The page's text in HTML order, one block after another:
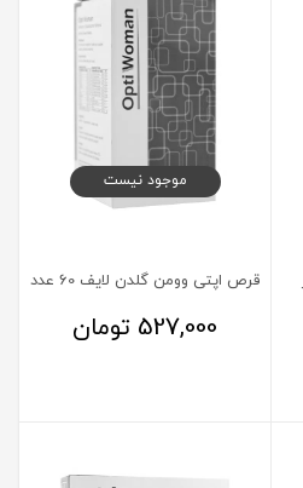
موجود نیست
قرص اپتی وومن گلدن لایف 60 عدد
527,000 تومان